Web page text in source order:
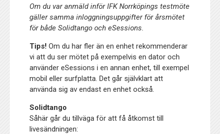
Om du var anmäld inför IFK Norrköpings testmöte
gäller samma inloggningsuppgifter för årsmötet
för både Solidtango och eSessions.
Tips! Om du har fler än en enhet rekommenderar
vi att du ser mötet på exempelvis en dator och
använder eSessions i en annan enhet, till exempel
mobil eller surfplatta. Det går självklart att
använda sig av endast en enhet också.
Solidtango
Såhär går du tillväga för att få åtkomst till
livesändningen: